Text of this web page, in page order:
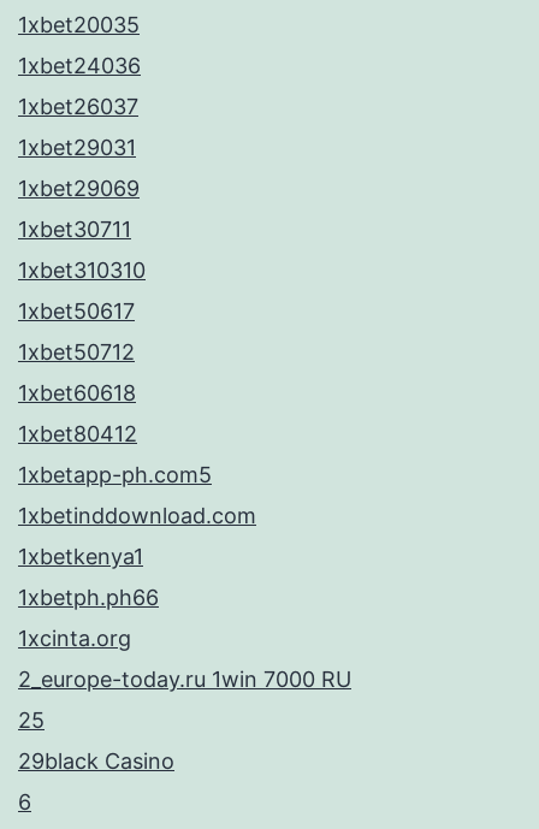
1xbet20035
1xbet24036
1xbet26037
1xbet29031
1xbet29069
1xbet30711
1xbet310310
1xbet50617
1xbet50712
1xbet60618
1xbet80412
1xbetapp-ph.com5
1xbetinddownload.com
1xbetkenya1
1xbetph.ph66
1xcinta.org
2_europe-today.ru 1win 7000 RU
25
29black Casino
6